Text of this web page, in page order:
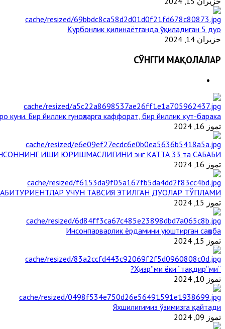
Қурбонлик қилинаётганда ўқиладиган 5 дуо
حزيران 14, 2024
СЎНГГИ МАҚОЛАЛАР
куни. Бир йиллик гуноҳларга каффорат, бир йиллик қут-барака
تموز 16, 2024
ИШИ ЮРИШМАСЛИГИНИ энг КАТТА 33 та САБАБИ
تموز 16, 2024
АБИТУРИЕНТЛАР УЧУН ТАВСИЯ ЭТИЛГАН ДУОЛАР ТЎПЛАМИ
تموز 15, 2024
Инсонпарварлик ёрдамини уюштирган саҳоба
تموز 15, 2024
“Ҳизр”ми ёки “тақдир”ми?
تموز 10, 2024
Яхшилигимиз ўзимизга қайтади
تموز 09, 2024